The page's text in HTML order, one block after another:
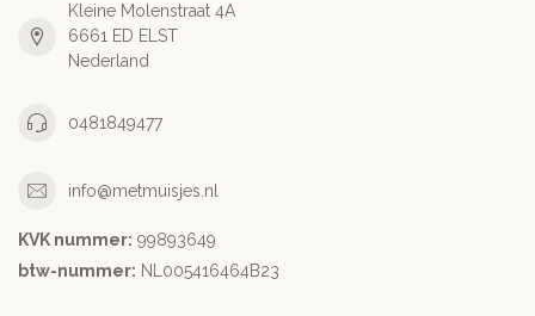
Kleine Molenstraat 4A
6661 ED ELST
Nederland
0481849477
info@metmuisjes.nl
KVK nummer: 99893649
btw-nummer: NL005416464B23